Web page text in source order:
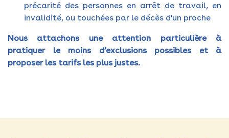
précarité des personnes en arrêt de travail, en
invalidité, ou touchées par le décès d'un proche
Nous attachons une attention particulière à
pratiquer le moins d’exclusions possibles et à
proposer les tarifs les plus justes.